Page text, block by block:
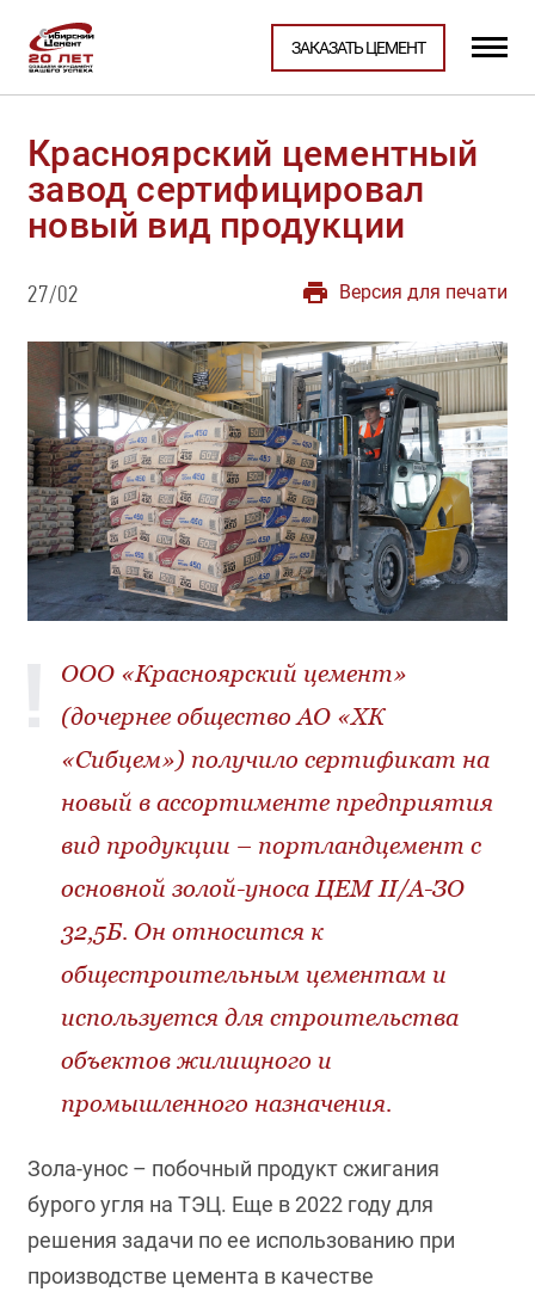
ЗАКАЗАТЬ ЦЕМЕНТ
Красноярский цементный
завод сертифицировал
новый вид продукции
27/02 Версия для печати
ООО «Красноярский цемент»
(дочернее общество АО «ХК
«Сибцем») получило сертификат на
новый в ассортименте предприятия
вид продукции – портландцемент с
основной золой-уноса ЦЕМ II/А-ЗО
32,5Б. Он относится к
общестроительным цементам и
используется для строительства
объектов жилищного и
промышленного назначения.
Зола-унос – побочный продукт сжигания
бурого угля на ТЭЦ. Еще в 2022 году для
решения задачи по ее использованию при
производстве цемента в качестве